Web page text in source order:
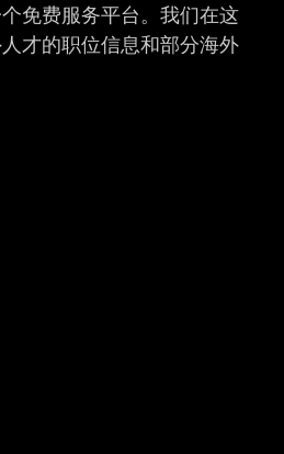
免费服务平台。我们在这
才的职位信息和部分海外